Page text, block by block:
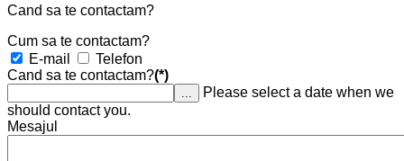
Cand sa te contactam?
Cum sa te contactam?
E-mail
Telefon
Cand sa te contactam?(*)
...
Please select a date when we
should contact you.
Mesajul